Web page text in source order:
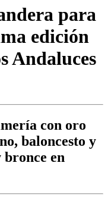
para
edición
Andaluces
con oro
baloncesto y
en